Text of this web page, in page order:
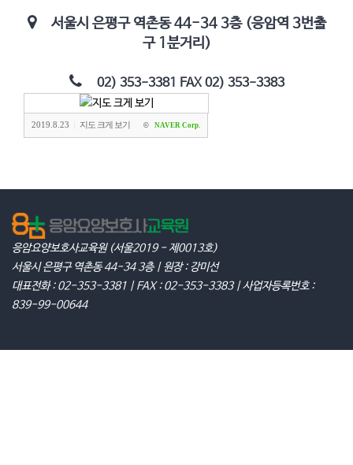
서울시 은평구 역촌동 44-34 3층 (응암역 3번출
구 1분거리)
02) 353-3381 FAX 02) 353-3383
2019.8.23 지도 크게 보기 © NAVER Corp.
응암요양보호사교육원 (서울2019 - 제0013호)
서울시 은평구 역촌동 44-34 3층 | 원장 : 강미선
대표전화 : 02-353-3381 | FAX : 02-353-3383 | 사업자등록번호 :
839-99-00644